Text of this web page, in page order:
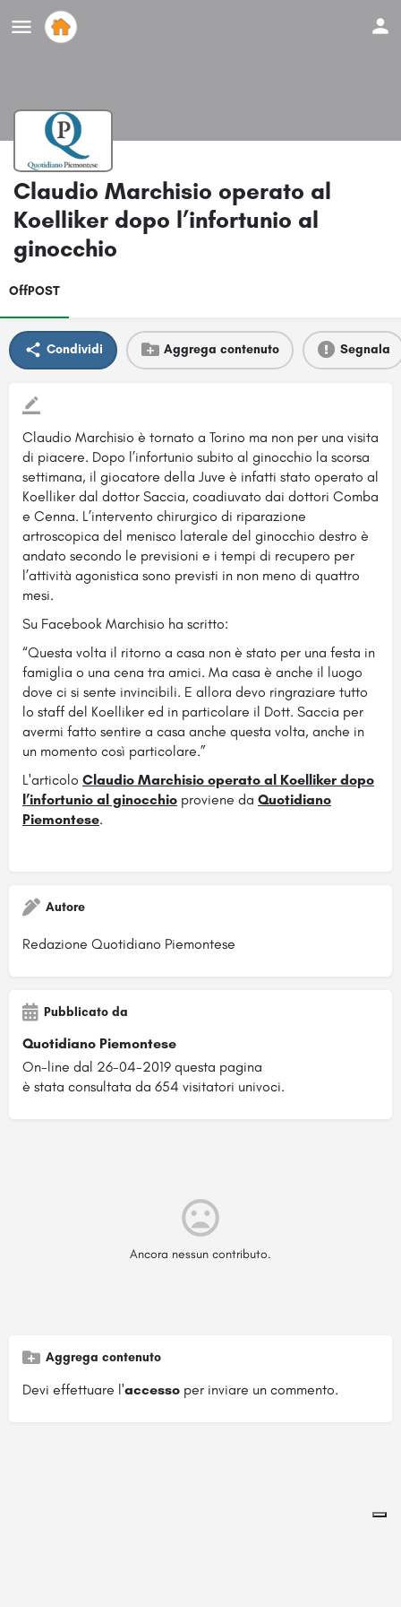
Claudio Marchisio operato al
Koelliker dopo l’infortunio al
ginocchio
OffPOST
Condividi Aggrega contenuto Segnala
Claudio Marchisio è tornato a Torino ma non per una visita
di piacere. Dopo l’infortunio subito al ginocchio la scorsa
settimana, il giocatore della Juve è infatti stato operato al
Koelliker dal dottor Saccia, coadiuvato dai dottori Comba
e Cenna. L’intervento chirurgico di riparazione
artroscopica del menisco laterale del ginocchio destro è
andato secondo le previsioni e i tempi di recupero per
l’attività agonistica sono previsti in non meno di quattro
mesi.
Su Facebook Marchisio ha scritto:
“Questa volta il ritorno a casa non è stato per una festa in
famiglia o una cena tra amici. Ma casa è anche il luogo
dove ci si sente invincibili. E allora devo ringraziare tutto
lo staff del Koelliker ed in particolare il Dott. Saccia per
avermi fatto sentire a casa anche questa volta, anche in
un momento così particolare.”
L'articolo Claudio Marchisio operato al Koelliker dopo
l’infortunio al ginocchio proviene da Quotidiano
Piemontese.
Autore
Redazione Quotidiano Piemontese
Pubblicato da
Quotidiano Piemontese
On-line dal 26-04-2019 questa pagina
è stata consultata da 654 visitatori univoci.
Ancora nessun contributo.
Aggrega contenuto
Devi effettuare l'accesso per inviare un commento.